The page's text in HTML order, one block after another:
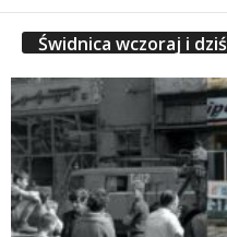
Świdnica wczoraj i dziś